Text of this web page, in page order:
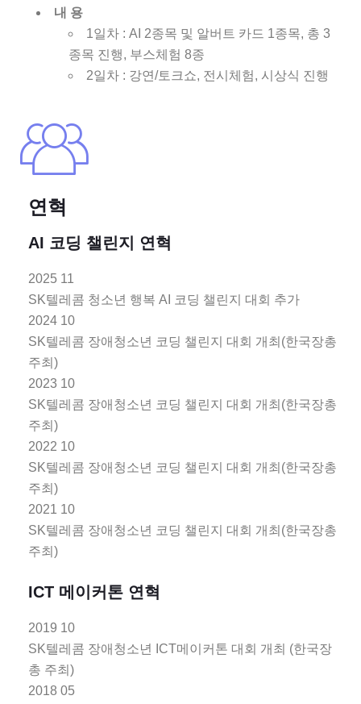
내 용
1일차 : AI 2종목 및 알버트 카드 1종목, 총 3
종목 진행, 부스체험 8종
2일차 : 강연/토크쇼, 전시체험, 시상식 진행
연혁
AI 코딩 챌린지 연혁
2025 11
SK텔레콤 청소년 행복 AI 코딩 챌린지 대회 추가
2024 10
SK텔레콤 장애청소년 코딩 챌린지 대회 개최(한국장총
주최)
2023 10
SK텔레콤 장애청소년 코딩 챌린지 대회 개최(한국장총
주최)
2022 10
SK텔레콤 장애청소년 코딩 챌린지 대회 개최(한국장총
주최)
2021 10
SK텔레콤 장애청소년 코딩 챌린지 대회 개최(한국장총
주최)
ICT 메이커톤 연혁
2019 10
SK텔레콤 장애청소년 ICT메이커톤 대회 개최 (한국장
총 주최)
2018 05